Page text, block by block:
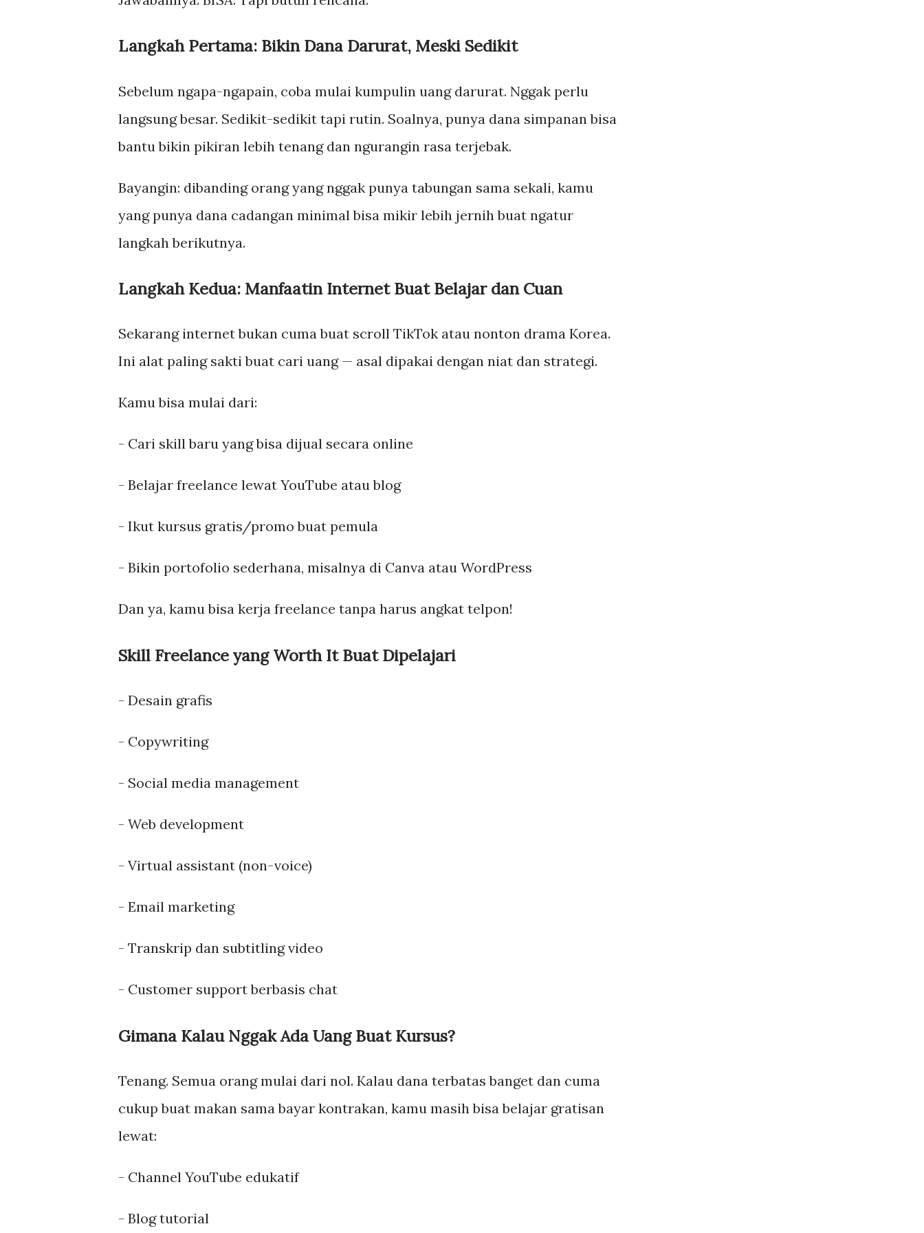
Langkah Pertama: Bikin Dana Darurat, Meski Sedikit
Sebelum ngapa-ngapain, coba mulai kumpulin uang darurat. Nggak perlu
langsung besar. Sedikit-sedikit tapi rutin. Soalnya, punya dana simpanan bisa
bantu bikin pikiran lebih tenang dan ngurangin rasa terjebak.
Bayangin: dibanding orang yang nggak punya tabungan sama sekali, kamu
yang punya dana cadangan minimal bisa mikir lebih jernih buat ngatur
langkah berikutnya.
Langkah Kedua: Manfaatin Internet Buat Belajar dan Cuan
Sekarang internet bukan cuma buat scroll TikTok atau nonton drama Korea.
Ini alat paling sakti buat cari uang — asal dipakai dengan niat dan strategi.
Kamu bisa mulai dari:
- Cari skill baru yang bisa dijual secara online
- Belajar freelance lewat YouTube atau blog
- Ikut kursus gratis/promo buat pemula
- Bikin portofolio sederhana, misalnya di Canva atau WordPress
Dan ya, kamu bisa kerja freelance tanpa harus angkat telpon!
Skill Freelance yang Worth It Buat Dipelajari
- Desain grafis
- Copywriting
- Social media management
- Web development
- Virtual assistant (non-voice)
- Email marketing
- Transkrip dan subtitling video
- Customer support berbasis chat
Gimana Kalau Nggak Ada Uang Buat Kursus?
Tenang. Semua orang mulai dari nol. Kalau dana terbatas banget dan cuma
cukup buat makan sama bayar kontrakan, kamu masih bisa belajar gratisan
lewat:
- Channel YouTube edukatif
- Blog tutorial